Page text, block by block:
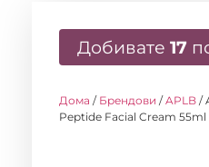
Добивате 17
Дома / Брендови /APLB /
Peptide Facial Cream 55ml